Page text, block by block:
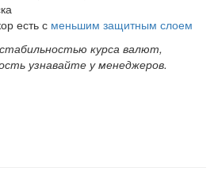
есть с меньшим защитным слоем
курса валют,
узнавайте у менеджеров.